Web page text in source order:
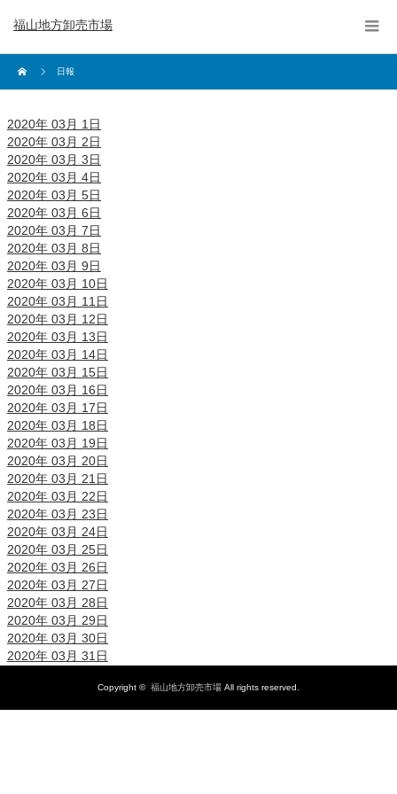
福山地方卸売市場
日報
2020年 03月 1日
2020年 03月 2日
2020年 03月 3日
2020年 03月 4日
2020年 03月 5日
2020年 03月 6日
2020年 03月 7日
2020年 03月 8日
2020年 03月 9日
2020年 03月 10日
2020年 03月 11日
2020年 03月 12日
2020年 03月 13日
2020年 03月 14日
2020年 03月 15日
2020年 03月 16日
2020年 03月 17日
2020年 03月 18日
2020年 03月 19日
2020年 03月 20日
2020年 03月 21日
2020年 03月 22日
2020年 03月 23日
2020年 03月 24日
2020年 03月 25日
2020年 03月 26日
2020年 03月 27日
2020年 03月 28日
2020年 03月 29日
2020年 03月 30日
2020年 03月 31日
Copyright © 福山地方卸売市場 All rights reserved.